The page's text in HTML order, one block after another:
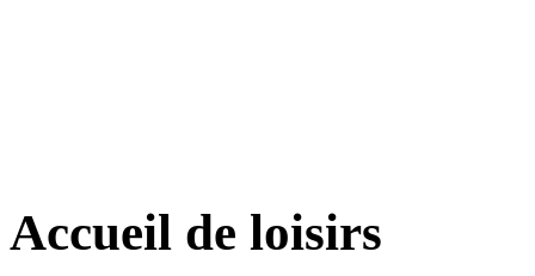
Accueil de loisirs